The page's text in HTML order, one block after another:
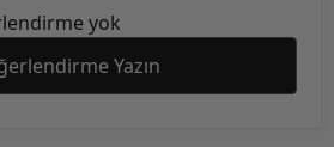
yok
Yazın